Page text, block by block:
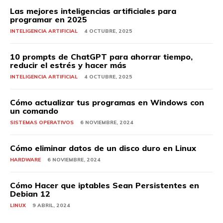
Las mejores inteligencias artificiales para
programar en 2025
INTELIGENCIA ARTIFICIAL 4 OCTUBRE, 2025
10 prompts de ChatGPT para ahorrar tiempo,
reducir el estrés y hacer más
INTELIGENCIA ARTIFICIAL 4 OCTUBRE, 2025
Cómo actualizar tus programas en Windows con
un comando
SISTEMAS OPERATIVOS 6 NOVIEMBRE, 2024
Cómo eliminar datos de un disco duro en Linux
HARDWARE 6 NOVIEMBRE, 2024
Cómo Hacer que iptables Sean Persistentes en
Debian 12
LINUX 9 ABRIL, 2024